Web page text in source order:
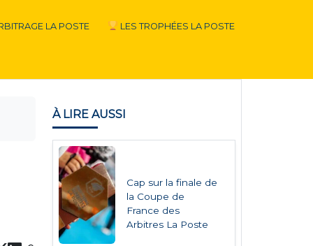
LA POSTE LES TROPHÉES LA POSTE
À LIRE AUSSI
Cap sur la finale de
la Coupe de
France des
Arbitres La Poste